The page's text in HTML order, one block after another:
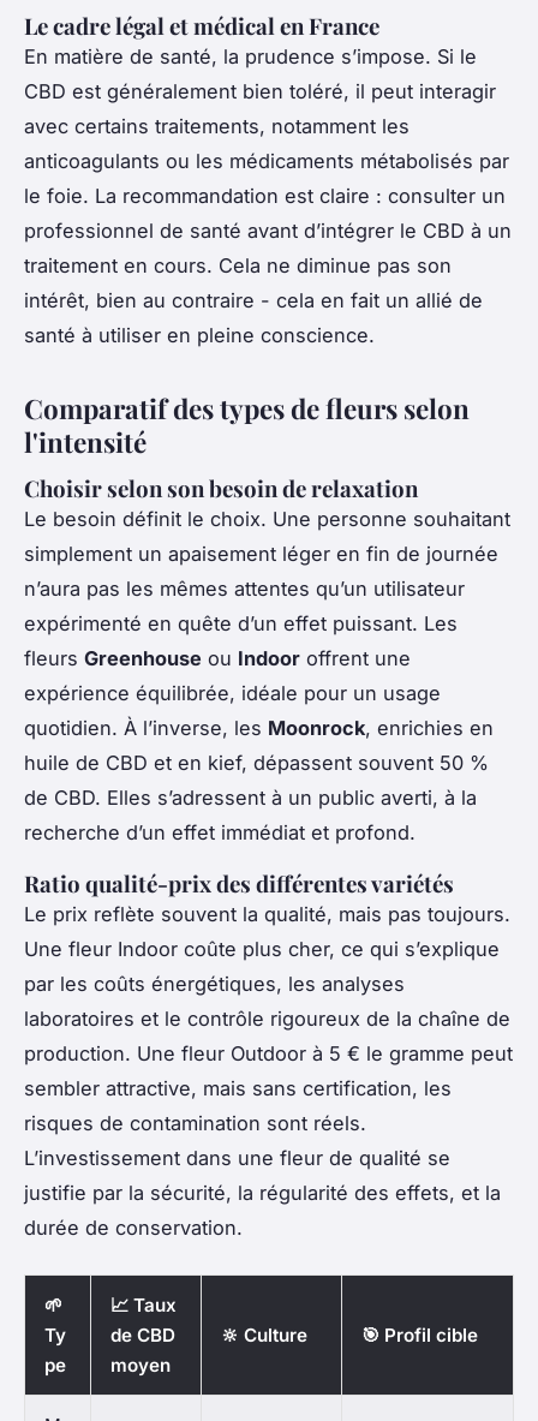
Le cadre légal et médical en France
En matière de santé, la prudence s’impose. Si le
CBD est généralement bien toléré, il peut interagir
avec certains traitements, notamment les
anticoagulants ou les médicaments métabolisés par
le foie. La recommandation est claire : consulter un
professionnel de santé avant d’intégrer le CBD à un
traitement en cours. Cela ne diminue pas son
intérêt, bien au contraire - cela en fait un allié de
santé à utiliser en pleine conscience.
Comparatif des types de fleurs selon
l'intensité
Choisir selon son besoin de relaxation
Le besoin définit le choix. Une personne souhaitant
simplement un apaisement léger en fin de journée
n’aura pas les mêmes attentes qu’un utilisateur
expérimenté en quête d’un effet puissant. Les
fleurs Greenhouse ou Indoor offrent une
expérience équilibrée, idéale pour un usage
quotidien. À l’inverse, les Moonrock, enrichies en
huile de CBD et en kief, dépassent souvent 50 %
de CBD. Elles s’adressent à un public averti, à la
recherche d’un effet immédiat et profond.
Ratio qualité-prix des différentes variétés
Le prix reflète souvent la qualité, mais pas toujours.
Une fleur Indoor coûte plus cher, ce qui s’explique
par les coûts énergétiques, les analyses
laboratoires et le contrôle rigoureux de la chaîne de
production. Une fleur Outdoor à 5 € le gramme peut
sembler attractive, mais sans certification, les
risques de contamination sont réels.
L’investissement dans une fleur de qualité se
justifie par la sécurité, la régularité des effets, et la
durée de conservation.
🌱
Ty
pe
📈 Taux
de CBD
moyen
🔆 Culture 🎯 Profil cible